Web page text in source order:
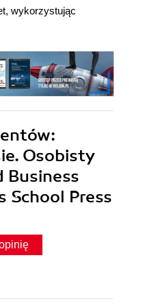
wykorzystując
Osobisty
School Press